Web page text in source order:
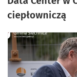
ciepłowniczą